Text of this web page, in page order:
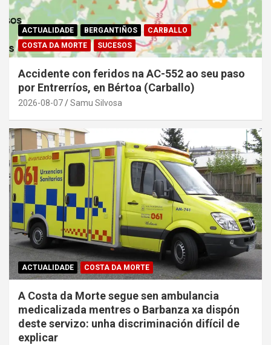
ACTUALIDADE BERGANTIÑOS
CARBALLO
COSTA DA MORTE
SUCESOS
Accidente con feridos na AC-552 ao seu paso
por Entrerríos, en Bértoa (Carballo)
2026-08-07 Samu Silvosa
ACTUALIDADE COSTA DA MORTE
A Costa da Morte segue sen ambulancia
medicalizada mentres o Barbanza xa dispón
deste servizo: unha discriminación difícil de
explicar